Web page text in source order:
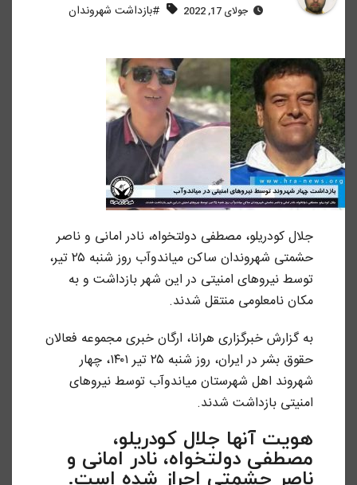
جولای 17, 2022 #بازداشت شهروندان
جلال کودریلو، مصطفی دولتخواه، نادر امانی و ناصر
حشمتی شهروندان ساکن میاندوآب روز شنبه ۲۵ تیر،
توسط نیروهای امنیتی در این شهر بازداشت و به
مکان نامعلومی منتقل شدند.
به گزارش خبرگزاری هرانا، ارگان خبری مجموعه فعالان
حقوق بشر در ایران، روز شنبه ۲۵ تیر ۱۴۰۱، چهار
شهروند اهل شهرستان میاندوآب توسط نیروهای
امنیتی بازداشت شدند.
هویت آنها جلال کودریلو،
مصطفی دولتخواه، نادر امانی و